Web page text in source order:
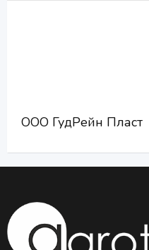
ООО ГудРейн Пласт